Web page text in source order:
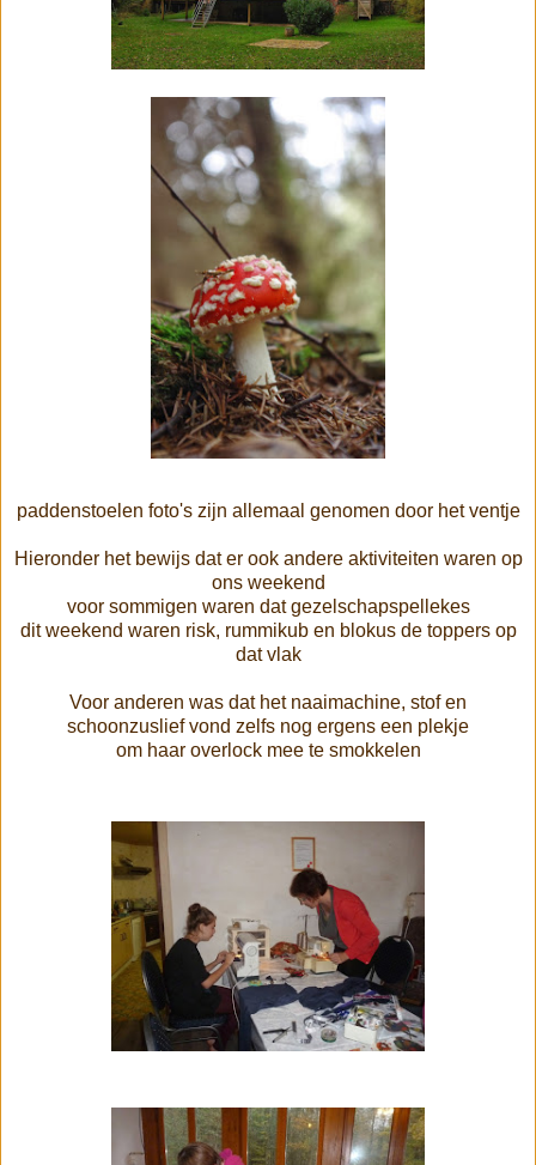
paddenstoelen foto's zijn allemaal genomen door het ventje
Hieronder het bewijs dat er ook andere aktiviteiten waren op
ons weekend
voor sommigen waren dat gezelschapspellekes
dit weekend waren risk, rummikub en blokus de toppers op
dat vlak
Voor anderen was dat het naaimachine, stof en
schoonzuslief vond zelfs nog ergens een plekje
om haar overlock mee te smokkelen